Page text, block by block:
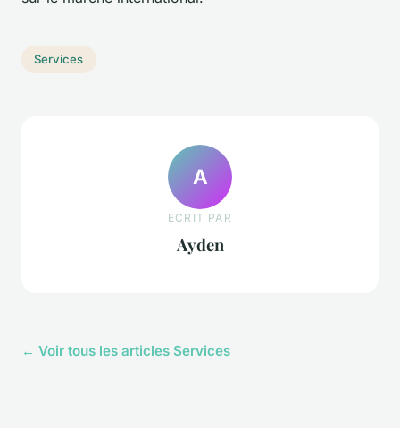
Services
A
ECRIT PAR
Ayden
← Voir tous les articles Services